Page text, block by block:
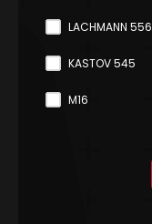
LACHMANN 556
KASTOV 545
M16